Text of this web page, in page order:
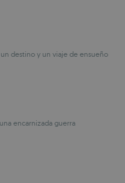
destino y un viaje de ensueño
encarnizada guerra